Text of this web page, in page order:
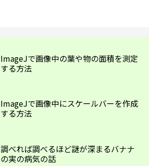
ImageJで画像中の葉や物の面積を測定
する方法
ImageJで画像中にスケールバーを作成
する方法
調べれば調べるほど謎が深まるバナナ
の実の病気の話